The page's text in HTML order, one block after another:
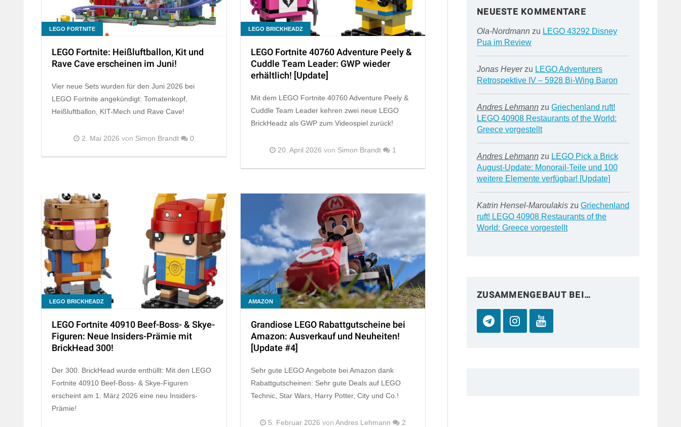
LEGO FORTNITE
LEGO Fortnite: Heißluftballon, Kit und
Rave Cave erscheinen im Juni!
Vier neue Sets wurden für den Juni 2026 bei
LEGO Fortnite angekündigt: Tomatenkopf,
Heißluftballon, KIT-Mech und Rave Cave!
2. Mai 2026 von Simon Brandt 0
LEGO BRICKHEADZ
LEGO Fortnite 40760 Adventure Peely &
Cuddle Team Leader: GWP wieder
erhältlich! [Update]
Mit dem LEGO Fortnite 40760 Adventure Peely &
Cuddle Team Leader kehren zwei neue LEGO
BrickHeadz als GWP zum Videospiel zurück!
20. April 2026 von Simon Brandt 1
LEGO BRICKHEADZ
LEGO Fortnite 40910 Beef-Boss- & Skye-
Figuren: Neue Insiders-Prämie mit
BrickHead 300!
Der 300. BrickHead wurde enthüllt: Mit den LEGO
Fortnite 40910 Beef-Boss- & Skye-Figuren
erscheint am 1. März 2026 eine neu Insiders-
Prämie!
AMAZON
Grandiose LEGO Rabattgutscheine bei
Amazon: Ausverkauf und Neuheiten!
[Update #4]
Sehr gute LEGO Angebote bei Amazon dank
Rabattgutscheinen: Sehr gute Deals auf LEGO
Technic, Star Wars, Harry Potter, City und Co.!
5. Februar 2026 vonAndres Lehmann 2
NEUESTE KOMMENTARE
Ola-Nordmannzu LEGO 43292 Disney
Pua im Review
Jonas Heyerzu LEGO Adventurers
Retrospektive IV – 5928 Bi-Wing Baron
Andres Lehmannzu Griechenland ruft!
LEGO 40908 Restaurants of the World:
Greece vorgestellt
Andres Lehmannzu LEGO Pick a Brick
August-Update: Monorail-Teile und 100
weitere Elemente verfügbar! [Update]
Katrin Hensel-Maroulakiszu Griechenland
ruft! LEGO 40908 Restaurants of the
World: Greece vorgestellt
ZUSAMMENGEBAUT BEI…